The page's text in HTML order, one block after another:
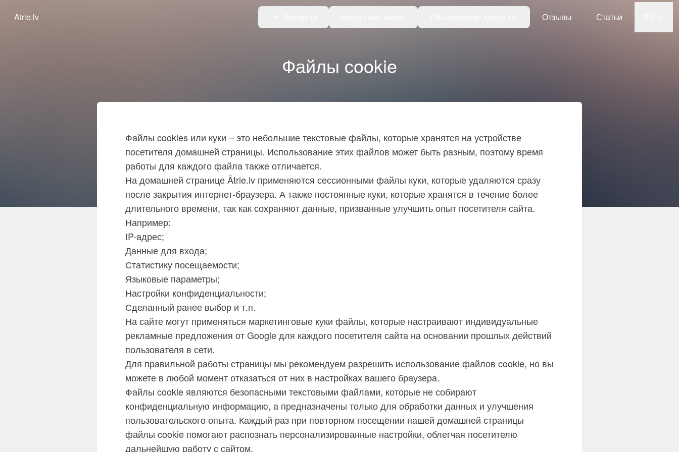
Atrie.lv Отзывы Статьи
Файлы cookie
Файлы cookies или куки – это небольшие текстовые файлы, которые хранятся на устройстве
посетителя домашней страницы. Использование этих файлов может быть разным, поэтому время
работы для каждого файла также отличается.
На домашней странице Ātrie.lv применяются сессионными файлы куки, которые удаляются сразу
после закрытия интернет-браузера. А также постоянные куки, которые хранятся в течение более
длительного времени, так как сохраняют данные, призванные улучшить опыт посетителя сайта.
Например:
IP-адрес;
Данные для входа;
Статистику посещаемости;
Языковые параметры;
Настройки конфиденциальности;
Сделанный ранее выбор и т.п.
На сайте могут применяться маркетинговые куки файлы, которые настраивают индивидуальные
рекламные предложения от Google для каждого посетителя сайта на основании прошлых действий
пользователя в сети.
Для правильной работы страницы мы рекомендуем разрешить использование файлов cookie, но вы
можете в любой момент отказаться от них в настройках вашего браузера.
Файлы cookie являются безопасными текстовыми файлами, которые не собирают
конфиденциальную информацию, а предназначены только для обработки данных и улучшения
пользовательского опыта. Каждый раз при повторном посещении нашей домашней страницы
файлы cookie помогают распознать персонализированные настройки, облегчая посетителю
дальнейшую работу с сайтом.